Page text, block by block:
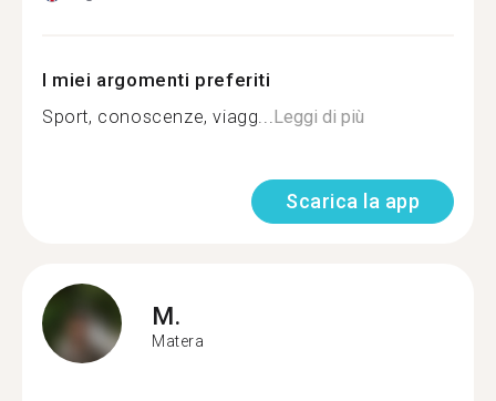
I miei argomenti preferiti
Sport, conoscenze, viagg...Leggi di più
Scarica la app
M.
Matera